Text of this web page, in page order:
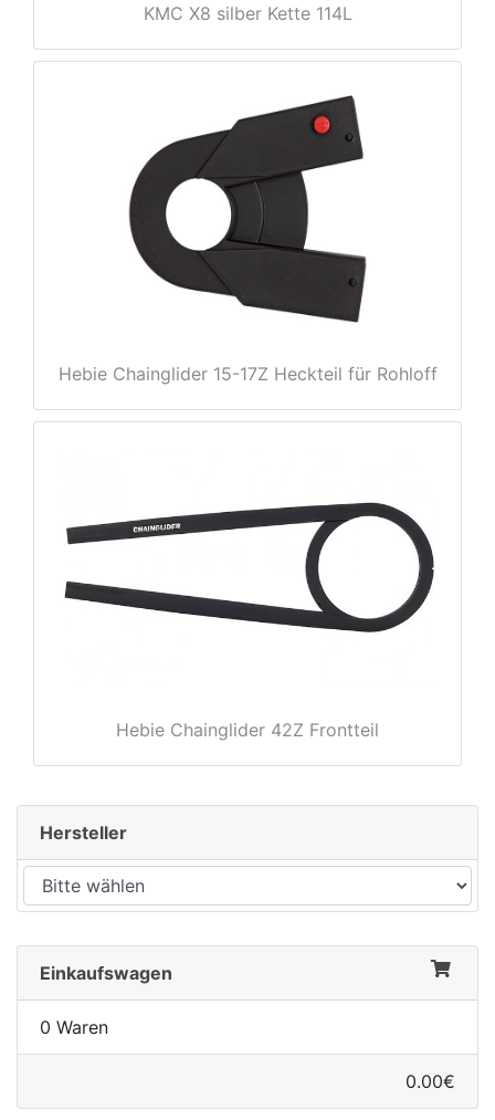
KMC X8 silber Kette 114L
Hebie Chainglider 15-17Z Heckteil für Rohloff
Hebie Chainglider 42Z Frontteil
Hersteller
Einkaufswagen
0 Waren
0.00€